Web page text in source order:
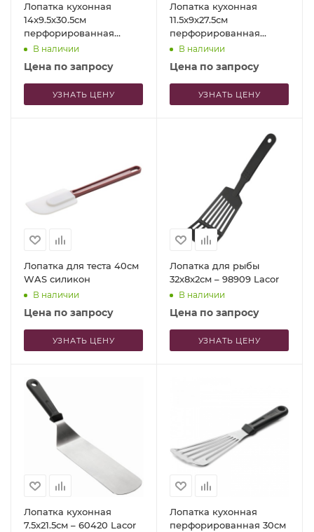
Лопатка кухонная
14x9.5x30.5см
перфорированная
Contacto
В наличии
Цена по запросу
УЗНАТЬ ЦЕНУ
Лопатка кухонная
11.5x9x27.5см
перфорированная
Contacto
В наличии
Цена по запросу
УЗНАТЬ ЦЕНУ
Лопатка для теста 40см
WAS силикон
В наличии
Цена по запросу
УЗНАТЬ ЦЕНУ
Лопатка для рыбы
32x8x2см – 98909 Lacor
В наличии
Цена по запросу
УЗНАТЬ ЦЕНУ
Лопатка кухонная
7.5x21.5см – 60420 Lacor
Лопатка кухонная
перфорированная 30см